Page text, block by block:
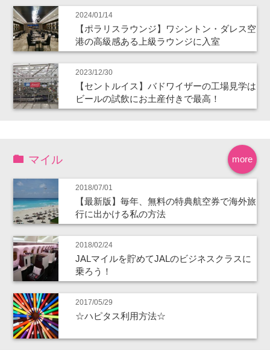
2024/01/14
【ポラリスラウンジ】ワシントン・ダレス空
港の高級感ある上級ラウンジに入室
2023/12/30
【セントルイス】バドワイザーの工場見学は
ビールの試飲にお土産付きで最高！
more
マイル
2018/07/01
【最新版】毎年、無料の特典航空券で海外旅
行に出かける私の方法
2018/02/24
JALマイルを貯めてJALのビジネスクラスに
乗ろう！
2017/05/29
☆ハピタス利用方法☆